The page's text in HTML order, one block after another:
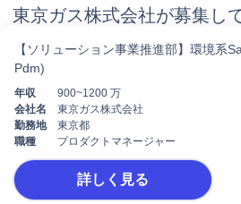
東京ガス株式会社が募集し
【ソリューション事業推進部】環境系
Pdm)
年収
900~1200 万
会社名
東京ガス株式会社
勤務地
東京都
職種
プロダクトマネージャー
詳しく見る